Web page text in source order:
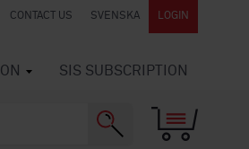
CONTACT US SVENSKA LOGIN
SIS SUBSCRIPTION